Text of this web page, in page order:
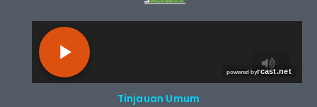
Tinjauan Umum